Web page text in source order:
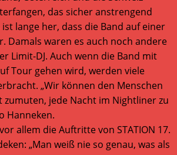
das sicher anstrengend
lange her, dass die Band auf einer
Damals waren es auch noch andere
Limit-DJ. Auch wenn die Band mit
Tour gehen wird, werden viele
„Wir können den Menschen
zumuten, jede Nacht im Nightliner zu
Hanneken.
allem die Auftritte von STATION 17.
„Man weiß nie so genau, was als